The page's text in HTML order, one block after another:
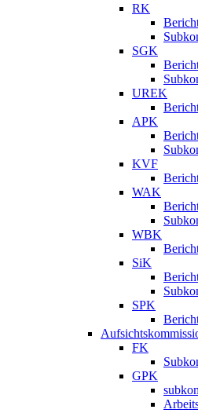
RK
SGK
UREK
APK
KVF
WAK
WBK
SiK
SPK
FK
GPK